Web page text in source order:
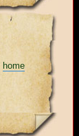
home